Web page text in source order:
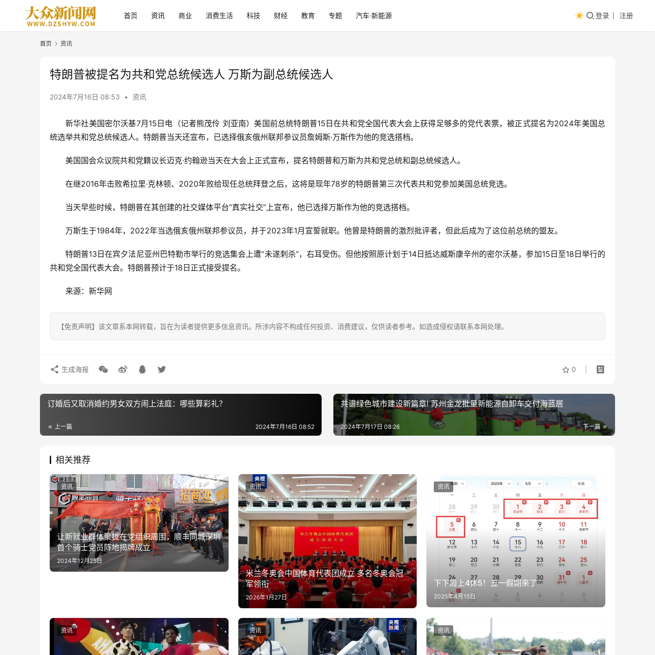
首页 资讯 商业 消费生活 科技 财经 教育 专题 汽车·新能源 登录 注册
首页 资讯
特朗普被提名为共和党总统候选人 万斯为副总统候选人
2024年7月16日 08:53 • 资讯
新华社美国密尔沃基7月15日电（记者熊茂伶 刘亚南）美国前总统特朗普15日在共和党全国代表大会上获得足够多的党代表票，被正式提名为2024年美国总
统选举共和党总统候选人。特朗普当天还宣布，已选择俄亥俄州联邦参议员詹姆斯·万斯作为他的竞选搭档。
美国国会众议院共和党籍议长迈克·约翰逊当天在大会上正式宣布，提名特朗普和万斯为共和党总统和副总统候选人。
在继2016年击败希拉里·克林顿、2020年败给现任总统拜登之后，这将是现年78岁的特朗普第三次代表共和党参加美国总统竞选。
当天早些时候，特朗普在其创建的社交媒体平台“真实社交”上宣布，他已选择万斯作为他的竞选搭档。
万斯生于1984年，2022年当选俄亥俄州联邦参议员，并于2023年1月宣誓就职。他曾是特朗普的激烈批评者，但此后成为了这位前总统的盟友。
特朗普13日在宾夕法尼亚州巴特勒市举行的竞选集会上遭“未遂刺杀”，右耳受伤。但他按照原计划于14日抵达威斯康辛州的密尔沃基，参加15日至18日举行的
共和党全国代表大会。特朗普预计于18日正式接受提名。
来源：新华网
【免责声明】该文章系本网转载，旨在为读者提供更多信息资讯。所涉内容不构成任何投资、消费建议，仅供读者参考。如造成侵权请联系本网处理。
0
生成海报
订婚后又取消婚约男女双方闹上法庭：哪些算彩礼？
上一篇 2024年7月16日 08:52
共谱绿色城市建设新篇章! 苏州金龙批量新能源自卸车交付海蓝居
下一篇
2024年7月17日 08:26
相关推荐
让新就业群体聚拢在党组织周围，顺丰同城深圳
首个骑士党员阵地揭牌成立
2024年12月25日
资讯
米兰冬奥会中国体育代表团成立 多名冬奥会冠
军领衔
2026年1月27日
资讯
下下周上4休5！五一假期来了
2025年4月15日
资讯
资讯 资讯 资讯